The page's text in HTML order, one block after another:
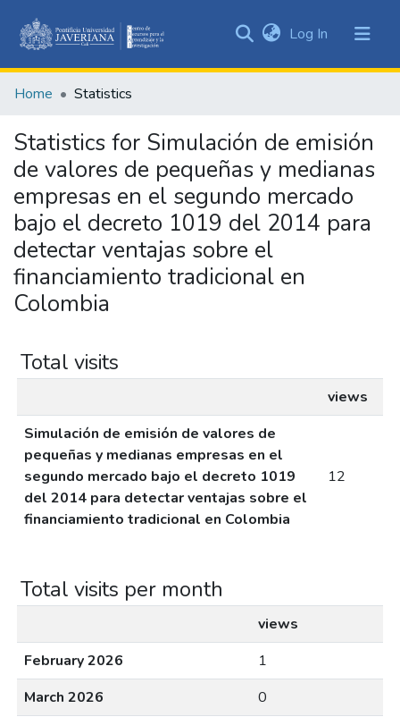
&
All of DSpace
Log In (current)
Home Statistics
Statistics for Simulación de emisión
de valores de pequeñas y medianas
empresas en el segundo mercado
bajo el decreto 1019 del 2014 para
detectar ventajas sobre el
financiamiento tradicional en
Colombia
Total visits
views
Simulación de emisión de valores de
pequeñas y medianas empresas en el
segundo mercado bajo el decreto 1019
del 2014 para detectar ventajas sobre el
financiamiento tradicional en Colombia
12
Total visits per month
views
February 2026
1
March 2026
0